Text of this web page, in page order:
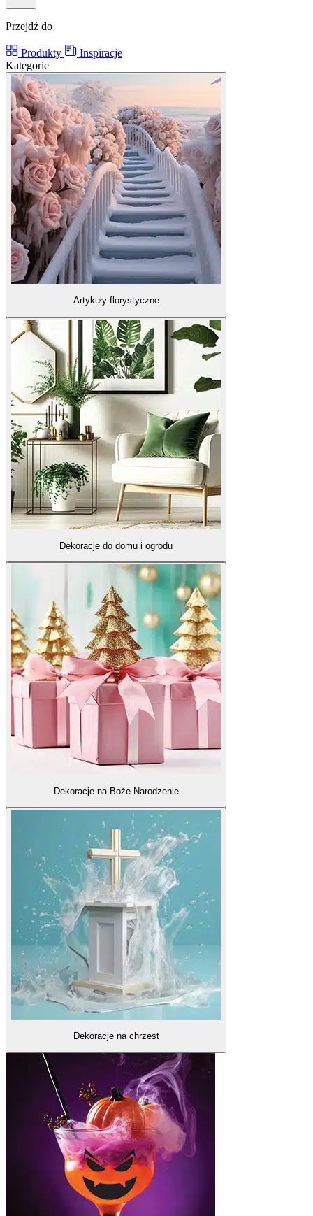
Przejdź do
Produkty
Inspiracje
Kategorie
Artykuły florystyczne
Dekoracje do domu i ogrodu
Dekoracje na Boże Narodzenie
Dekoracje na chrzest